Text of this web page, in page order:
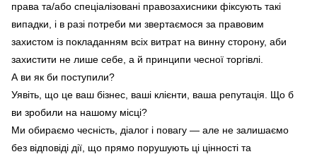
права та/або спеціалізовані правозахисники фіксують такі
випадки, і в разі потреби ми звертаємося за правовим
захистом із покладанням всіх витрат на винну сторону, аби
захистити не лише себе, а й принципи чесної торгівлі.
А ви як би поступили?
Уявіть, що це ваш бізнес, ваші клієнти, ваша репутація. Що б
ви зробили на нашому місці?
Ми обираємо чесність, діалог і повагу — але не залишаємо
без відповіді дії, що прямо порушують ці цінності та